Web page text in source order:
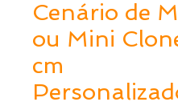
Cenário de
ou Mini
cm